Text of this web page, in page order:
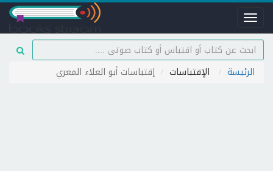
Toggle
navigation
الرئيسة الإقتباسات إقتباسات أبو العلاء المعري